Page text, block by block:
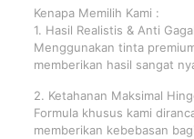
Kenapa Memilih Kami :
1. Hasil Realistis & Anti
Menggunakan tinta
memberikan hasil sangat
2. Ketahanan Maksimal
Formula khusus kami
memberikan kebebasan